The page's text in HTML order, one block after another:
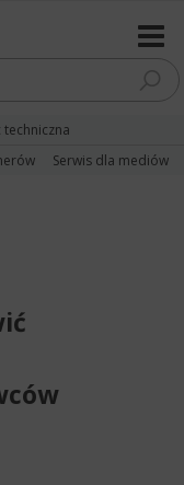
techniczna
Serwis dla mediów